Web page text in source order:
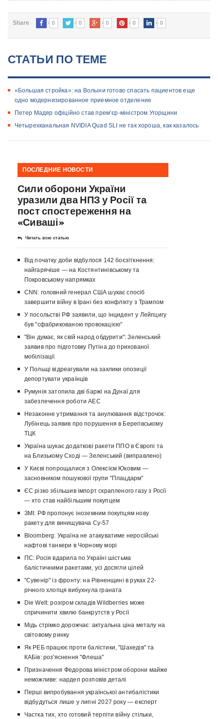
Share 0 0 0 0 0
СТАТЬИ ПО ТЕМЕ
«Большая стройка»: на Волыни готово спасать пациентов еще
одно модернизированное приемное отделение
Петер Мадяр офіційно став прем’єр-міністром Угорщини
Четырехканальная NVIDIA Quad SLI не так хороша, как казалось
ПОСЛЕДНИЕ НОВОСТИ
Сили оборони України
уразили два НПЗ у Росії та
пост спостереження на
«Сиваші»
Читать всю статью
Від початку доби відбулося 142 боєзіткнення:
найгарячіше — на Костянтинівському та
Покровському напрямках
CNN: головний генерал США шукає спосіб
завершити війну в Ірані без конфлікту з Трампом
У посольстві РФ заявили, що інцидент у Лейпцигу
був "сфабрикованою провокацією"
"Він думає, як свій народ обдурити": Зеленський
заявив про підготовку Путіна до прихованої
мобілізації
У Польщі відреагували на заклики опозиції
депортувати українців
Румунія затопила дві баржі на Дунаї для
забезпечення роботи АЕС
Незаконне утримання та анулювання відстрочок:
Лубінець заявив про порушення в Берегівському
ТЦК
Україна шукає додаткові ракети ППО в Європі та
на Близькому Сході — Зеленський (виправлено)
У Києві попрощалися з Олексієм Юковим —
засновником пошукової групи "Плацдарм"
ЄС різко збільшив імпорт скрапленого газу з Росії
— хто став найбільшим покупцем
ЗМІ: РФ пропонує іноземним покупцям нову
ракету для винищувача Су-57
Bloomberg: Україна не атакуватиме неросійські
нафтові танкери в Чорному морі
ПС: Росія вдарила по Україні шістьма
балістичними ракетами, усі досягли цілей
"Сувенір" із фронту: на Рівненщині в руках 22-
річного хлопця вибухнула граната
Die Welt: розгром складів Wildberries може
спричинити хвилю банкрутств у Росії
Мідь стрімко дорожчає: актуальна ціна металу на
світовому ринку
Як РЕБ працює проти балістики, "Шахедів" та
КАБів: роз'яснення "Флеша"
Призначення Федорова міністром оборони майже
неможливе: нардеп розповів деталі
Перші випробування української антибалістики
відбудуться лише у липні 2027 року — експерт
Частка тих, хто готовий терпіти війну стільки,